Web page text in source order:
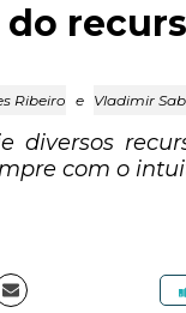
Ribeiro e Vladimir
diversos
com o